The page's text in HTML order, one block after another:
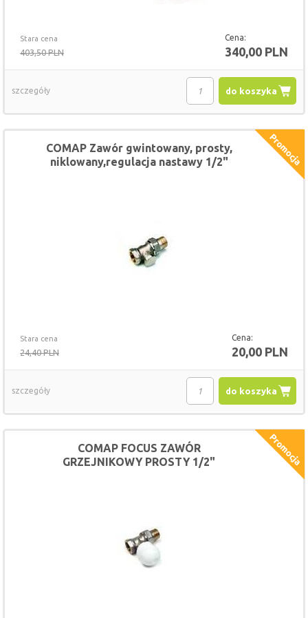
Stara cena
403,50 PLN
Cena:
340,00 PLN
do koszyka
szczegóły
Stara cena
24,40 PLN
Cena:
20,00 PLN
COMAP Zawór gwintowany, prosty,
niklowany,regulacja nastawy 1/2"
do koszyka
szczegóły
COMAP FOCUS ZAWÓR
GRZEJNIKOWY PROSTY 1/2"